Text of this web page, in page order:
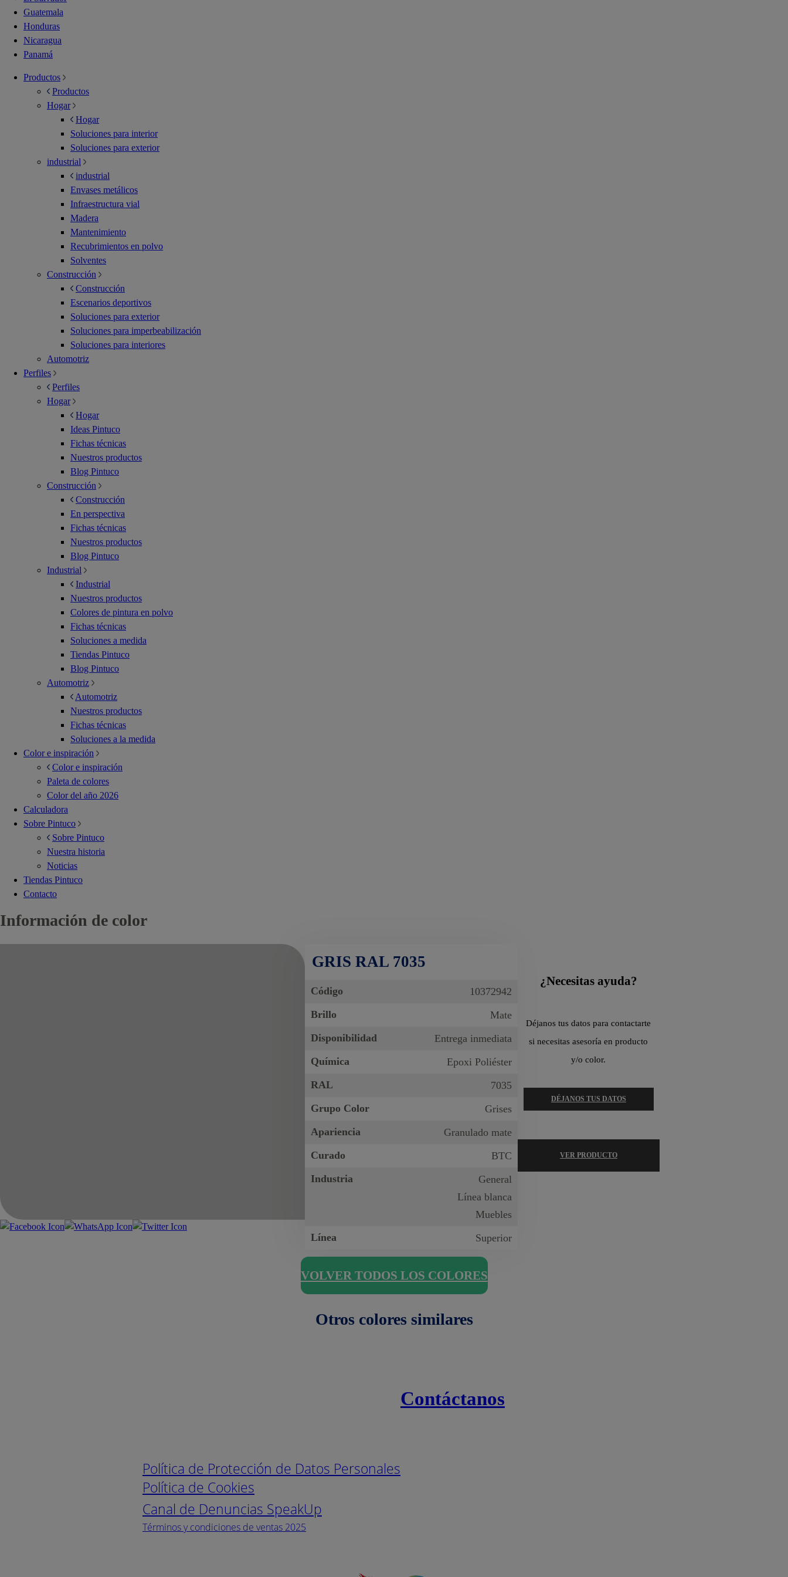
Guatemala
Honduras
Nicaragua
Panamá
Productos
Productos
Hogar
Hogar
Soluciones para interior
Soluciones para exterior
industrial
industrial
Envases metálicos
Infraestructura vial
Madera
Mantenimiento
Recubrimientos en polvo
Solventes
Construcción
Construcción
Escenarios deportivos
Soluciones para exterior
Soluciones para imperbeabilización
Soluciones para interiores
Automotriz
Perfiles
Perfiles
Hogar
Hogar
Ideas Pintuco
Fichas técnicas
Nuestros productos
Blog Pintuco
Construcción
Construcción
En perspectiva
Fichas técnicas
Nuestros productos
Blog Pintuco
Industrial
Industrial
Nuestros productos
Colores de pintura en polvo
Fichas técnicas
Soluciones a medida
Tiendas Pintuco
Blog Pintuco
Automotriz
Automotriz
Nuestros productos
Fichas técnicas
Soluciones a la medida
Color e inspiración
Color e inspiración
Paleta de colores
Color del año 2026
Calculadora
Sobre Pintuco
Sobre Pintuco
Nuestra historia
Noticias
Tiendas Pintuco
Contacto
Información de color
GRIS RAL 7035
Código
10372942
Brillo
Mate
Disponibilidad
Entrega inmediata
Química
Epoxi Poliéster
RAL
7035
Grupo Color
Grises
Apariencia
Granulado mate
Curado
BTC
Industria
General
Línea blanca
Muebles
Línea
Superior
¿Necesitas ayuda?
Déjanos tus datos para contactarte
si necesitas asesoría en producto
y/o color.
DÉJANOS TUS DATOS
VER PRODUCTO
VOLVER TODOS LOS COLORES
Otros colores similares
Política de Protección de Datos Personales
Política de Cookies
Canal de Denuncias SpeakUp
Términos y condiciones de ventas 2025
Contáctanos